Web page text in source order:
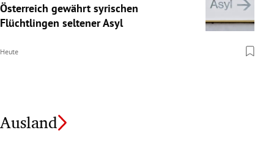
Österreich gewährt syrischen
Flüchtlingen seltener Asyl
Heute
Ausland